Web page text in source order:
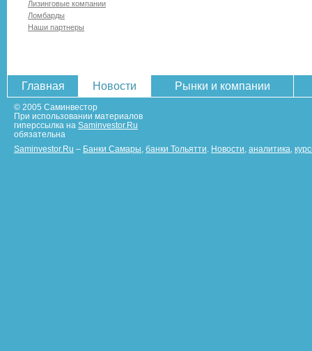
Лизинговые компании
Ломбарды
Наши партнеры
Главная Новости Рынки и компании
© 2005 Саминвестор
При использовании материалов
гиперссылка на Saminvestor.Ru
обязательна
Saminvestor.Ru – Банки Самары банки Тольятти Новости аналитика